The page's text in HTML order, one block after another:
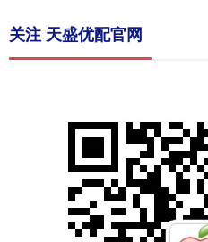
关注 天盛优配官网